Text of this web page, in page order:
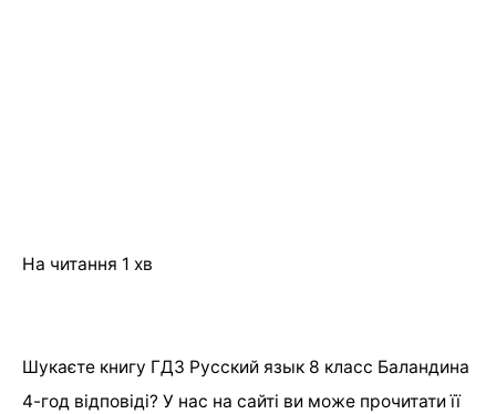
На читання 1 хв
Шукаєте книгу ГДЗ Русский язык 8 класс Баландина
4-год відповіді? У нас на сайті ви може прочитати її